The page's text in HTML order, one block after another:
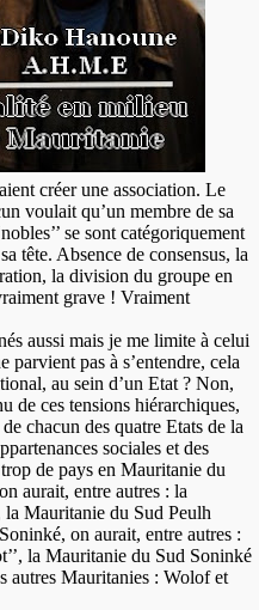
créer une association. Le
voulait qu’un membre de sa
se sont catégoriquement
tête. Absence de consensus, la
la division du groupe en
grave ! Vraiment
aussi mais je me limite à celui
parvient pas à s’entendre, cela
au sein d’un Etat ? Non,
de ces tensions hiérarchiques,
chacun des quatre Etats de la
sociales et des
de pays en Mauritanie du
aurait, entre autres : la
la Mauritanie du Sud Peulh
on aurait, entre autres :
la Mauritanie du Sud Soninké
autres Mauritanies : Wolof et